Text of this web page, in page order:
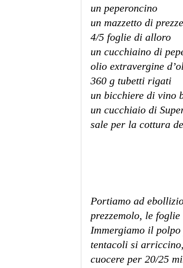
un peperoncino
un mazzetto di
4/5 foglie di alloro
un cucchiaino di
olio extravergine
360 g tubetti rigati
un bicchiere di vino
un cucchiaio di
sale per la cottura
Portiamo ad
prezzemolo, le
Immergiamo il
tentacoli si
cuocere per 20/25